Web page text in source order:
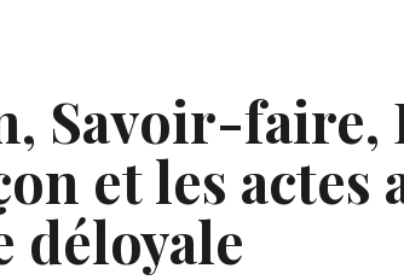
Savoir-faire,
et les actes
déloyale